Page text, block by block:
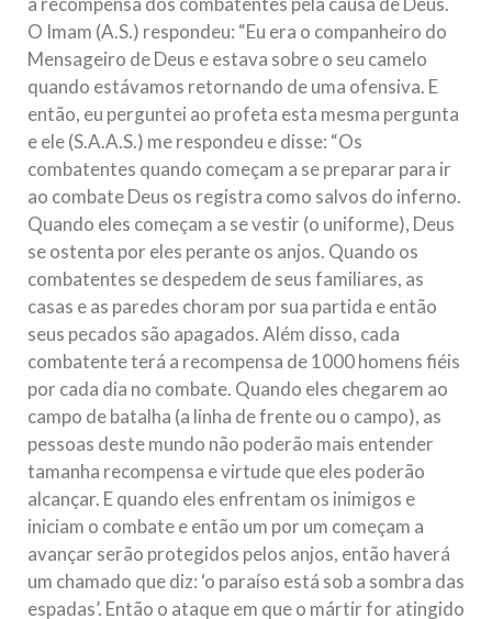
O Imam (A.S.) respondeu: “Eu era o companheiro do
Mensageiro de Deus e estava sobre o seu camelo
quando estávamos retornando de uma ofensiva. E
então, eu perguntei ao profeta esta mesma pergunta
e ele (S.A.A.S.) me respondeu e disse: “Os
combatentes quando começam a se preparar para ir
ao combate Deus os registra como salvos do inferno.
Quando eles começam a se vestir (o uniforme), Deus
se ostenta por eles perante os anjos. Quando os
combatentes se despedem de seus familiares, as
casas e as paredes choram por sua partida e então
seus pecados são apagados. Além disso, cada
combatente terá a recompensa de 1000 homens fiéis
por cada dia no combate. Quando eles chegarem ao
campo de batalha (a linha de frente ou o campo), as
pessoas deste mundo não poderão mais entender
tamanha recompensa e virtude que eles poderão
alcançar. E quando eles enfrentam os inimigos e
iniciam o combate e então um por um começam a
avançar serão protegidos pelos anjos, então haverá
um chamado que diz: ‘o paraíso está sob a sombra das
espadas’. Então o ataque em que o mártir for atingido